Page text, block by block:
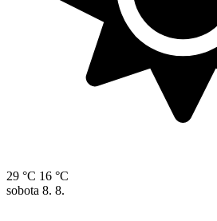
29 °C 16 °C
sobota 8. 8.